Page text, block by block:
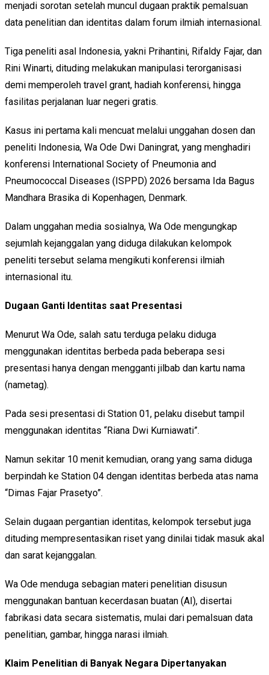
menjadi sorotan setelah muncul dugaan praktik pemalsuan
data penelitian dan identitas dalam forum ilmiah internasional.
Tiga peneliti asal Indonesia, yakni Prihantini, Rifaldy Fajar, dan
Rini Winarti, dituding melakukan manipulasi terorganisasi
demi memperoleh travel grant, hadiah konferensi, hingga
fasilitas perjalanan luar negeri gratis.
Kasus ini pertama kali mencuat melalui unggahan dosen dan
peneliti Indonesia, Wa Ode Dwi Daningrat, yang menghadiri
konferensi International Society of Pneumonia and
Pneumococcal Diseases (ISPPD) 2026 bersama Ida Bagus
Mandhara Brasika di Kopenhagen, Denmark.
Dalam unggahan media sosialnya, Wa Ode mengungkap
sejumlah kejanggalan yang diduga dilakukan kelompok
peneliti tersebut selama mengikuti konferensi ilmiah
internasional itu.
Dugaan Ganti Identitas saat Presentasi
Menurut Wa Ode, salah satu terduga pelaku diduga
menggunakan identitas berbeda pada beberapa sesi
presentasi hanya dengan mengganti jilbab dan kartu nama
(nametag).
Pada sesi presentasi di Station 01, pelaku disebut tampil
menggunakan identitas “Riana Dwi Kurniawati”.
Namun sekitar 10 menit kemudian, orang yang sama diduga
berpindah ke Station 04 dengan identitas berbeda atas nama
“Dimas Fajar Prasetyo”.
Selain dugaan pergantian identitas, kelompok tersebut juga
dituding mempresentasikan riset yang dinilai tidak masuk akal
dan sarat kejanggalan.
Wa Ode menduga sebagian materi penelitian disusun
menggunakan bantuan kecerdasan buatan (AI), disertai
fabrikasi data secara sistematis, mulai dari pemalsuan data
penelitian, gambar, hingga narasi ilmiah.
Klaim Penelitian di Banyak Negara Dipertanyakan